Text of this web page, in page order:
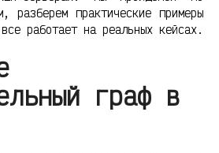
разберем практические примеры
работает на реальных кейсах.
граф в